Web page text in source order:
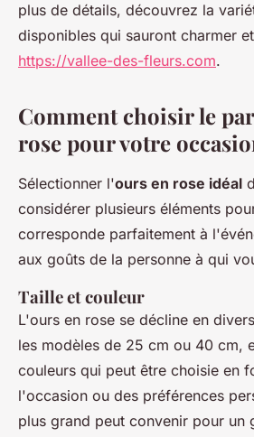
plus de détails, découvrez la
disponibles qui sauront charmer
https://vallee-des-fleurs.com.
Comment choisir le
rose pour votre
Sélectionner l'ours en rose idéal
considérer plusieurs éléments
corresponde parfaitement à
aux goûts de la personne à qui
Taille et couleur
L'ours en rose se décline en
les modèles de 25 cm ou 40 cm,
couleurs qui peut être choisie en
l'occasion ou des préférences
plus grand peut convenir pour un